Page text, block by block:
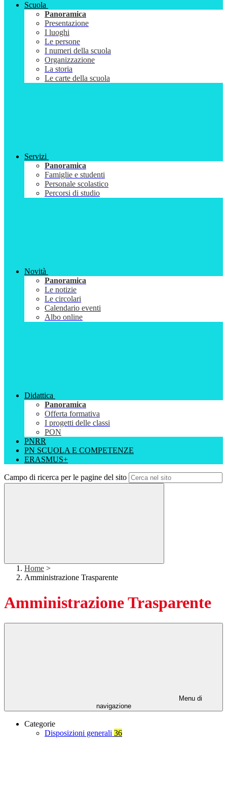
Scuola
Panoramica
Presentazione
I luoghi
Le persone
I numeri della scuola
Organizzazione
La storia
Le carte della scuola
Servizi
Panoramica
Famiglie e studenti
Personale scolastico
Percorsi di studio
Novità
Panoramica
Le notizie
Le circolari
Calendario eventi
Albo online
Didattica
Panoramica
Offerta formativa
I progetti delle classi
PON
PNRR
PN SCUOLA E COMPETENZE
ERASMUS+
Campo di ricerca per le pagine del sito
Home >
Amministrazione Trasparente
Amministrazione Trasparente
Menu di
navigazione
Categorie
Disposizioni generali 36